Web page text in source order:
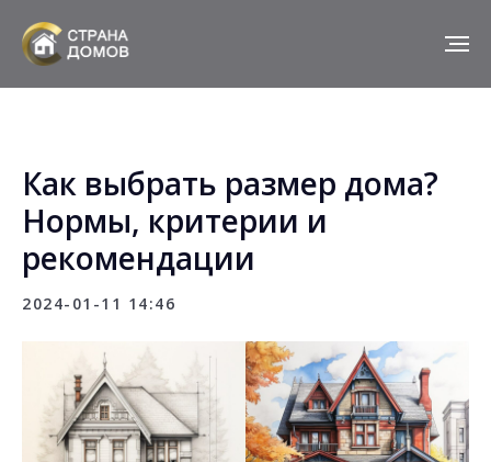
Как выбрать размер дома?
Нормы, критерии и
рекомендации
2024-01-11 14:46